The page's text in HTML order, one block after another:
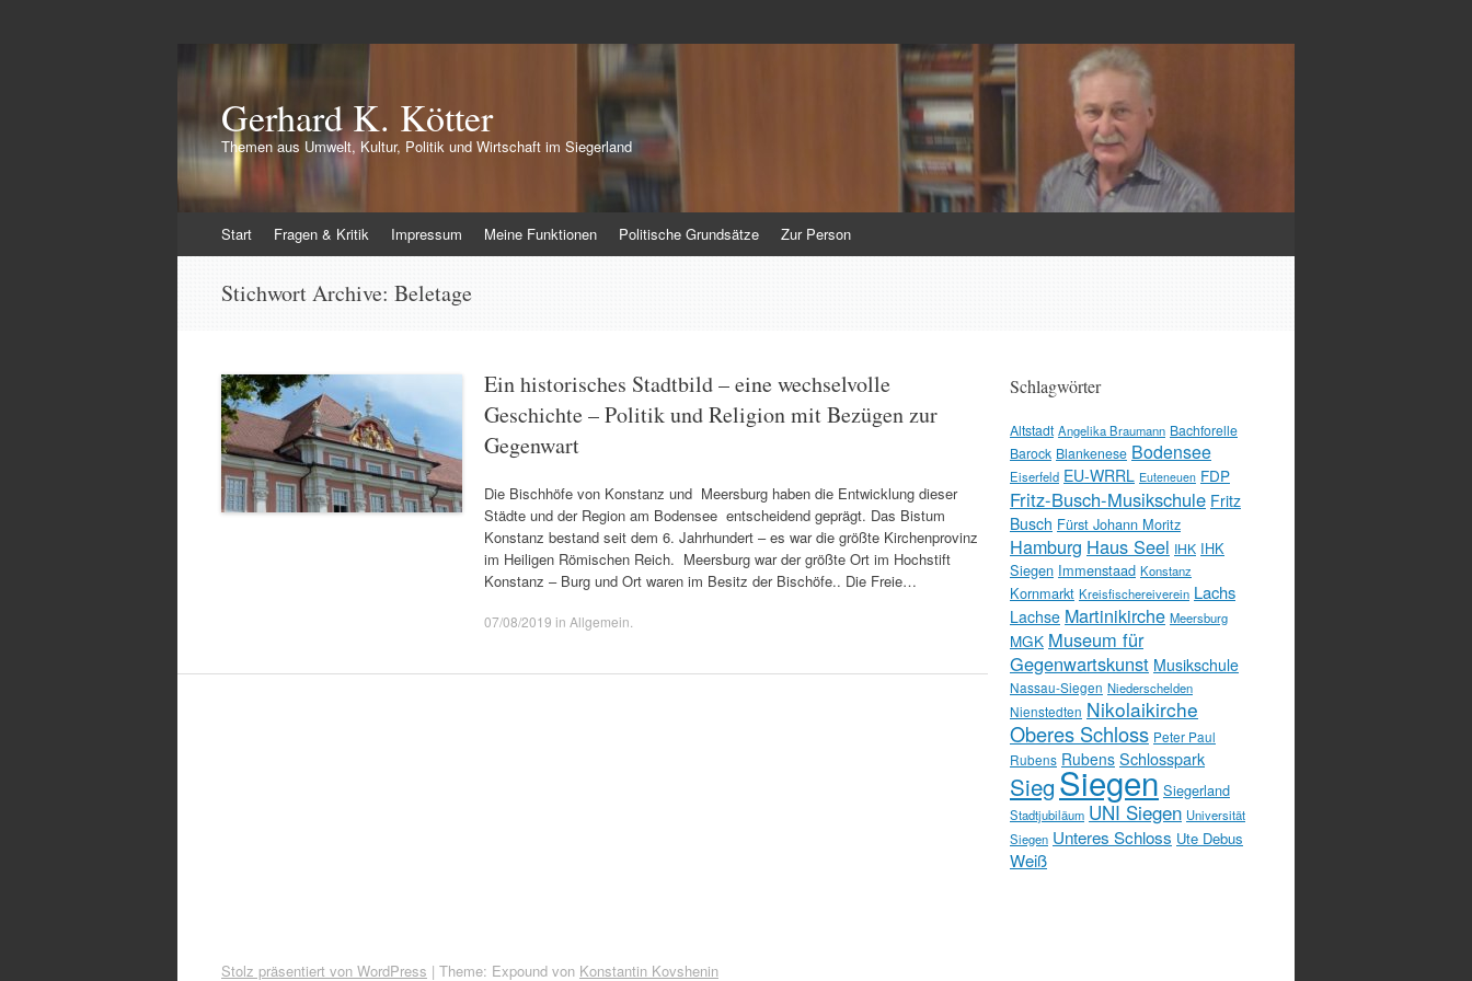
Gerhard K. Kötter
Themen aus Umwelt, Kultur, Politik und Wirtschaft im Siegerland
Inhalt
Start Fragen & Kritik Impressum Meine Funktionen Politische Grundsätze Zur Person
Stichwort Archive: Beletage
Ein historisches Stadtbild – eine wechselvolle
Geschichte – Politik und Religion mit Bezügen zur
Gegenwart
Die Bischhöfe von Konstanz und Meersburg haben die Entwicklung dieser
Städte und der Region am Bodensee entscheidend geprägt. Das Bistum
Konstanz bestand seit dem 6. Jahrhundert – es war die größte Kirchenprovinz
im Heiligen Römischen Reich. Meersburg war der größte Ort im Hochstift
Konstanz – Burg und Ort waren im Besitz der Bischöfe.. Die Freie…
07/08/2019 in Allgemein
Schlagwörter
Altstadt Angelika Braumann Bachforelle
Barock Blankenese Bodensee
Eiserfeld EU-WRRL Euteneuen FDP
Fritz-Busch-Musikschule Fritz
Busch Fürst Johann Moritz
Hamburg Haus Seel IHK IHK
Siegen Immenstaad Konstanz
Kornmarkt Kreisfischereiverein Lachs
Lachse Martinikirche Meersburg
MGK Museum für
Gegenwartskunst Musikschule
Nassau-Siegen Niederschelden
Nienstedten Nikolaikirche
Oberes Schloss Peter Paul
Rubens Rubens Schlosspark
Sieg Siegen Siegerland
Stadtjubiläum UNI Siegen Universität
Siegen Unteres Schloss Ute Debus
Weiß
Stolz präsentiert von WordPress | Theme: Expound von Konstantin Kovshenin